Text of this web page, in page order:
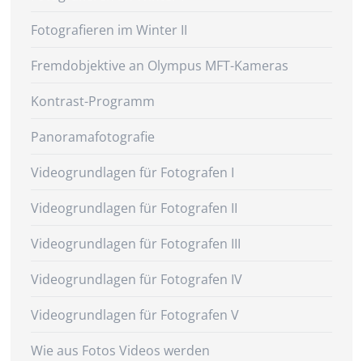
Fotografieren im Winter II
Fremdobjektive an Olympus MFT-Kameras
Kontrast-Programm
Panoramafotografie
Videogrundlagen für Fotografen I
Videogrundlagen für Fotografen II
Videogrundlagen für Fotografen III
Videogrundlagen für Fotografen IV
Videogrundlagen für Fotografen V
Wie aus Fotos Videos werden